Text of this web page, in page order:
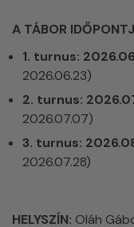
A TÁBOR
1. turnus:
2026.06.23)
2. turnus:
2026.07.07)
3. turnus:
2026.07.28)
HELYSZÍN: Oláh